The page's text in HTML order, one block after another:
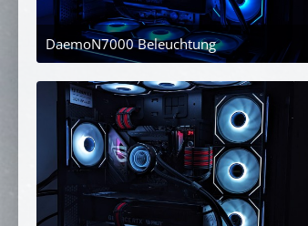
DaemoN7000 Beleuchtung
25. April 2024 um 21:08